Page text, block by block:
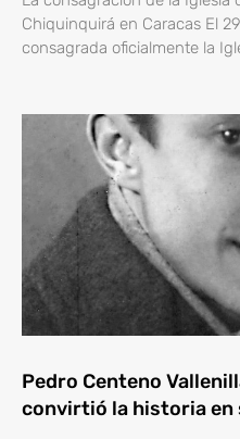
Chiquinquirá en Caracas El
consagrada oficialmente la
Pedro Centeno
convirtió la historia en